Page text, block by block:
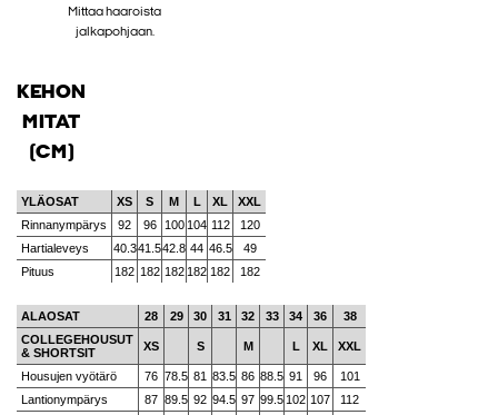
Mittaa haaroista
jalkapohjaan.
KEHON
MITAT
(CM)
YLÄOSAT XS S M L XL
XXL
Rinnanympärys
92 96 100 104 112
120
Hartialeveys
40.341.542.8 44 46.5
49
Pituus
182 182 182 182 182 182
ALAOSAT 28 29 30 31 32 33 34 36
38
COLLEGEHOUSUT
& SHORTSIT
XS S M L XL XXL
Housujen vyötärö 76 78.5 81 83.5 86 88.5 91 96
101
Lantionympärys
87 89.5 92 94.5 97 99.5 102 107
112